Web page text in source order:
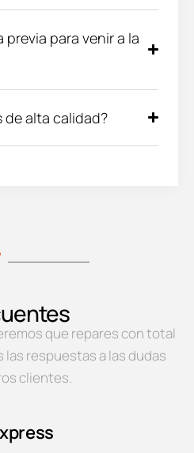
para venir a la
de alta calidad?
que repares con total
respuestas a las dudas
clientes.